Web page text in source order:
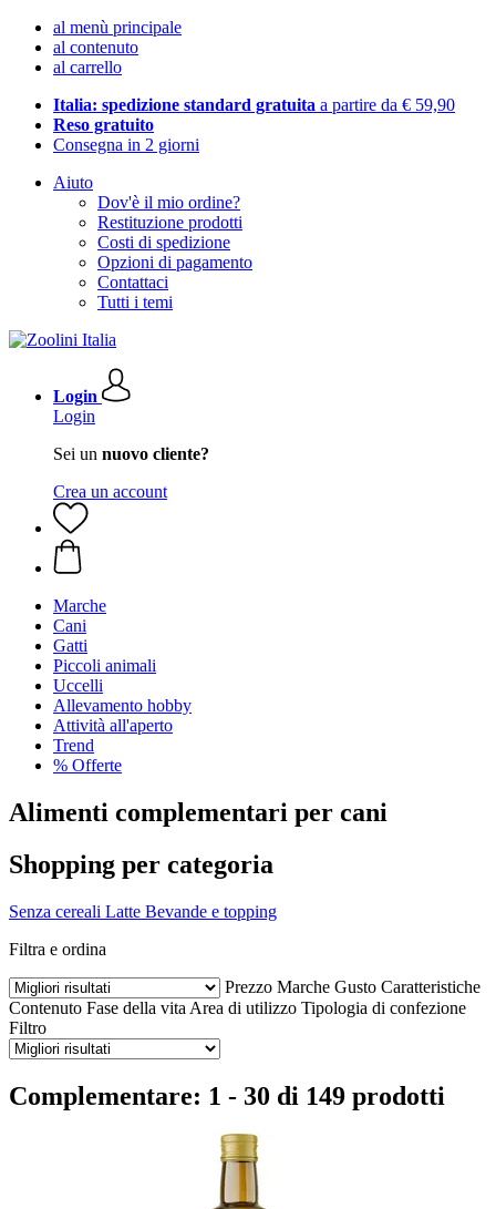
al menù principale
al contenuto
al carrello
Italia: spedizione standard gratuita a partire da € 59,90
Reso gratuito
Consegna in 2 giorni
Aiuto
Dov'è il mio ordine?
Restituzione prodotti
Costi di spedizione
Opzioni di pagamento
Contattaci
Tutti i temi
Login
Login
Sei un nuovo cliente?
Crea un account
Marche
Cani
Gatti
Piccoli animali
Uccelli
Allevamento hobby
Attività all'aperto
Trend
% Offerte
Alimenti complementari per cani
Shopping per categoria
Senza cereali Latte Bevande e topping
Filtra e ordina
Prezzo Marche Gusto Caratteristiche
Contenuto Fase della vita Area di utilizzo Tipologia di confezione
Filtro
Complementare: 1 - 30 di 149 prodotti